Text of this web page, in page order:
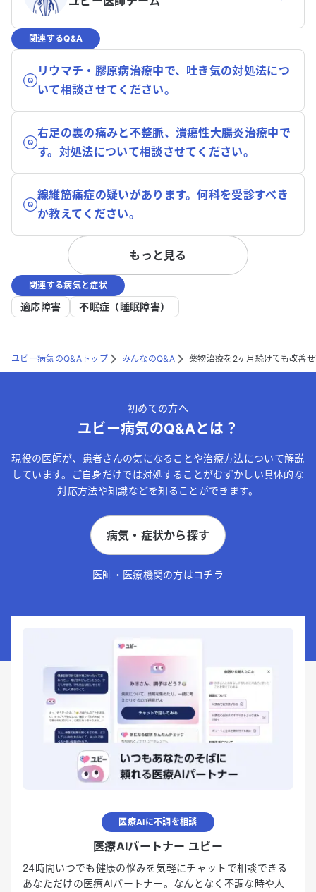
関連するQ&A
リウマチ・膠原病治療中で、吐き気の対処法につ
いて相談させてください。
右足の裏の痛みと不整脈、潰瘍性大腸炎治療中で
す。対処法について相談させてください。
線維筋痛症の疑いがあります。何科を受診すべき
か教えてください。
もっと見る
関連する病気と症状
適応障害 不眠症（睡眠障害）
ユビー病気のQ&Aトップ みんなのQ&A 薬物治療を2ヶ月続けても改善
初めての方へ
ユビー病気のQ&Aとは？
現役の医師が、患者さんの気になることや治療方法について解説
しています。ご自身だけでは対処することがむずかしい具体的な
対応方法や知識などを知ることができます。
病気・症状から探す
医師・医療機関の方はコチラ
医療AIに不調を相談
医療AIパートナー ユビー
24時間いつでも健康の悩みを気軽にチャットで相談できる
あなただけの医療AIパートナー。なんとなく不調な時や人